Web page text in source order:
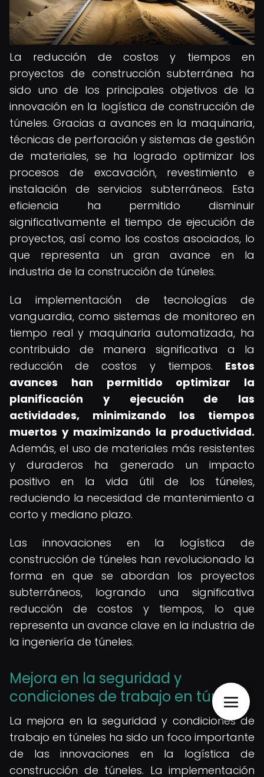
La reducción de costos y tiempos en
proyectos de construcción subterránea ha
sido uno de los principales objetivos de la
innovación en la logística de construcción de
túneles. Gracias a avances en la maquinaria,
técnicas de perforación y sistemas de gestión
de materiales, se ha logrado optimizar los
procesos de excavación, revestimiento e
instalación de servicios subterráneos. Esta
eficiencia ha permitido disminuir
significativamente el tiempo de ejecución de
proyectos, así como los costos asociados, lo
que representa un gran avance en la
industria de la construcción de túneles.
La implementación de tecnologías de
vanguardia, como sistemas de monitoreo en
tiempo real y maquinaria automatizada, ha
contribuido de manera significativa a la
reducción de costos y tiempos. Estos
avances han permitido optimizar la
planificación y ejecución de las
actividades, minimizando los tiempos
muertos y maximizando la productividad.
Además, el uso de materiales más resistentes
y duraderos ha generado un impacto
positivo en la vida útil de los túneles,
reduciendo la necesidad de mantenimiento a
corto y mediano plazo.
Las innovaciones en la logística de
construcción de túneles han revolucionado la
forma en que se abordan los proyectos
subterráneos, logrando una significativa
reducción de costos y tiempos, lo que
representa un avance clave en la industria de
la ingeniería de túneles.
Mejora en la seguridad y
condiciones de trabajo en túneles
La mejora en la seguridad y condiciones de
trabajo en túneles ha sido un foco importante
de las innovaciones en la logística de
construcción de túneles. La implementación